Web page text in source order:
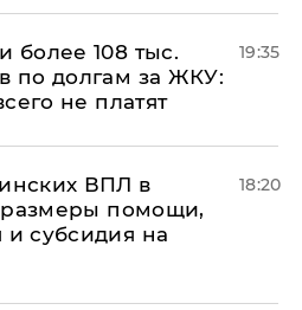
более 108 тыс.
по долгам за ЖКУ:
не платят
19:35
ВПЛ в
размеры помощи,
и субсидия на
18:20